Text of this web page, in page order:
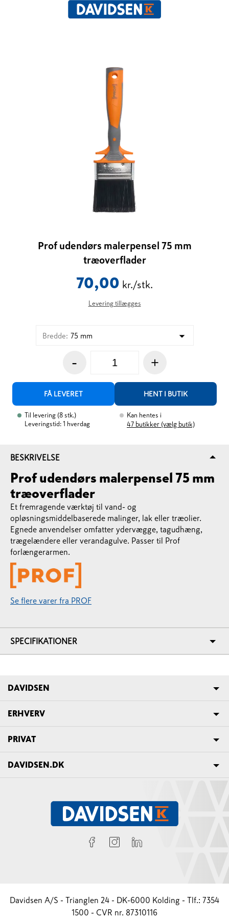
Prof udendørs malerpensel 75 mm
træoverflader
70,00 kr./stk.
Levering tillægges
Bredde: 75 mm
- +
FÅ LEVERET HENT I BUTIK
Til levering (8 stk.)
Leveringstid: 1 hverdag
Kan hentes i
47 butikker (vælg butik)
BESKRIVELSE
Prof udendørs malerpensel 75 mm
træoverflader
Et fremragende værktøj til vand- og
opløsningsmiddelbaserede malinger, lak eller træolier.
Egnede anvendelser omfatter ydervægge, tagudhæng,
trægelændere eller verandagulve. Passer til Prof
forlængerarmen.
Se flere varer fra PROF
SPECIFIKATIONER
DAVIDSEN
ERHVERV
PRIVAT
DAVIDSEN.DK
Davidsen A/S - Trianglen 24 - DK-6000 Kolding - Tlf.: 7354
1500 - CVR nr. 87310116